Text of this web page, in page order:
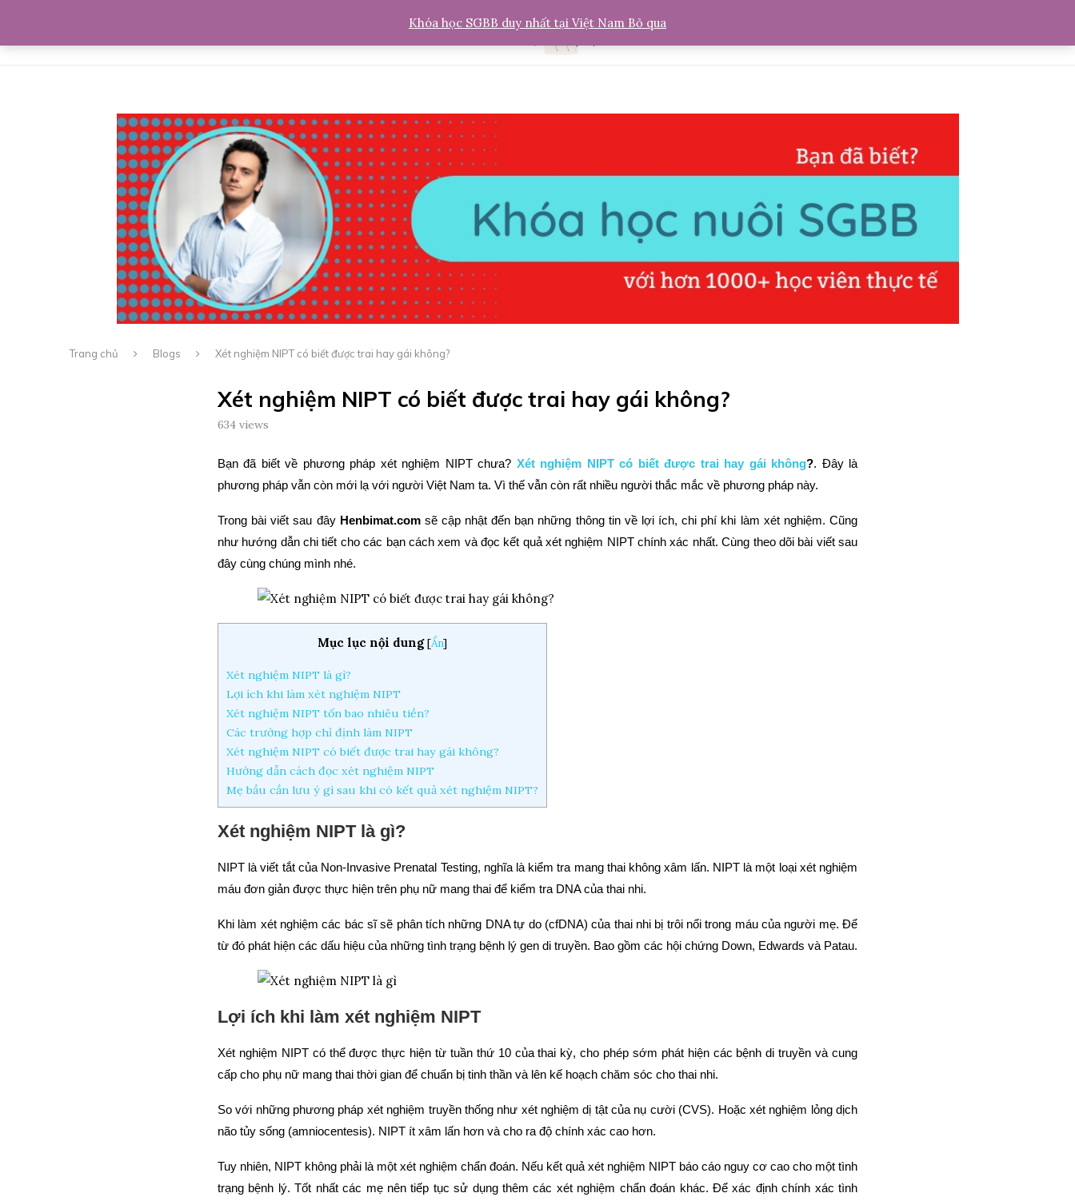
Trang chủ Blogs Xét nghiệm NIPT có biết được trai hay gái không?
Xét nghiệm NIPT có biết được trai hay gái không?
634 views
Bạn đã biết về phương pháp xét nghiệm NIPT chưa? Xét nghiệm NIPT có biết được trai hay gái không?. Đây là
phương pháp vẫn còn mới lạ với người Việt Nam ta. Vì thế vẫn còn rất nhiều người thắc mắc về phương pháp này.
Trong bài viết sau đây Henbimat.comsẽ cập nhật đến bạn những thông tin về lợi ích, chi phí khi làm xét nghiệm. Cũng
như hướng dẫn chi tiết cho các bạn cách xem và đọc kết quả xét nghiệm NIPT chính xác nhất. Cùng theo dõi bài viết sau
đây cùng chúng mình nhé.
Mục lục nội dung [Ẩn]
Xét nghiệm NIPT là gì?
Lợi ích khi làm xét nghiệm NIPT
Xét nghiệm NIPT tốn bao nhiêu tiền?
Các trường hợp chỉ định làm NIPT
Xét nghiệm NIPT có biết được trai hay gái không?
Hướng dẫn cách đọc xét nghiệm NIPT
Mẹ bầu cần lưu ý gì sau khi có kết quả xét nghiệm NIPT?
Xét nghiệm NIPT là gì?
NIPT là viết tắt của Non-Invasive Prenatal Testing, nghĩa là kiểm tra mang thai không xâm lấn. NIPT là một loại xét nghiệm
máu đơn giản được thực hiện trên phụ nữ mang thai để kiểm tra DNA của thai nhi.
Khi làm xét nghiệm các bác sĩ sẽ phân tích những DNA tự do (cfDNA) của thai nhi bị trôi nổi trong máu của người mẹ. Để
từ đó phát hiện các dấu hiệu của những tình trạng bệnh lý gen di truyền. Bao gồm các hội chứng Down, Edwards và Patau.
Lợi ích khi làm xét nghiệm NIPT
Xét nghiệm NIPT có thể được thực hiện từ tuần thứ 10 của thai kỳ, cho phép sớm phát hiện các bệnh di truyền và cung
cấp cho phụ nữ mang thai thời gian để chuẩn bị tinh thần và lên kế hoạch chăm sóc cho thai nhi.
So với những phương pháp xét nghiệm truyền thống như xét nghiệm dị tật của nụ cười (CVS). Hoặc xét nghiệm lỏng dịch
não tủy sống (amniocentesis). NIPT ít xâm lấn hơn và cho ra độ chính xác cao hơn.
Tuy nhiên, NIPT không phải là một xét nghiệm chẩn đoán. Nếu kết quả xét nghiệm NIPT báo cáo nguy cơ cao cho một tình
trạng bệnh lý. Tốt nhất các mẹ nên tiếp tục sử dụng thêm các xét nghiệm chẩn đoán khác. Để xác định chính xác tình
Khóa học SGBB duy nhất tại Việt Nam Bỏ qua